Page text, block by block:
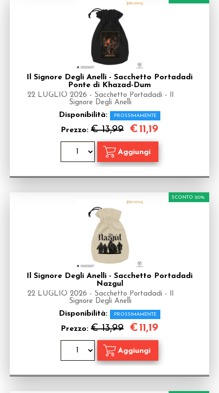
Il Signore Degli Anelli - Sacchetto Portadadi
Ponte di Khazad-Dum
22 LUGLIO 2026 - Sacchetto Portadadi - Il
Signore Degli Anelli
Disponibilità: PROSSIMAMENTE
Prezzo: € 13,99 €11,19
Il Signore Degli Anelli - Sacchetto Portadadi
Nazgul
22 LUGLIO 2026 - Sacchetto Portadadi - Il
Signore Degli Anelli
Disponibilità: PROSSIMAMENTE
Prezzo: € 13,99
SCONTO 20%
€11,19